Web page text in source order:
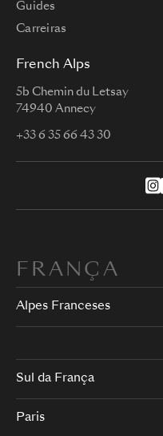
Guides
Carreiras
French Alps
5b Chemin du Letsay
74940 Annecy
+33 6 35 66 43 30
FRANÇA
Alpes Franceses
Sul da França
Paris